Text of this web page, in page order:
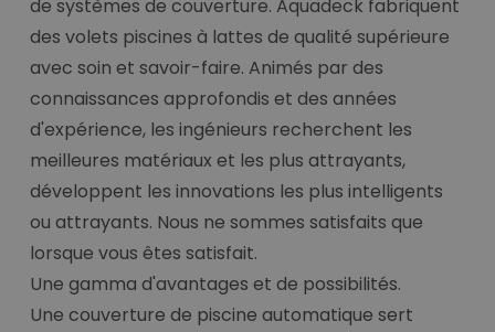
de systèmes de couverture. Aquadeck fabriquent
des volets piscines à lattes de qualité supérieure
avec soin et savoir-faire. Animés par des
connaissances approfondis et des années
d'expérience, les ingénieurs recherchent les
meilleures matériaux et les plus attrayants,
développent les innovations les plus intelligents
ou attrayants. Nous ne sommes satisfaits que
lorsque vous êtes satisfait.
Une gamma d'avantages et de possibilités.
Une couverture de piscine automatique sert